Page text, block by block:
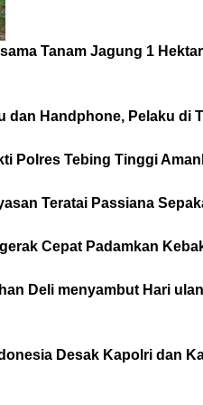
Tanam Jagung 1
dan Handphone, Pelaku di
Polres Tebing Tinggi
Teratai Passiana
Cepat Padamkan
Deli menyambut Hari
Desak Kapolri dan